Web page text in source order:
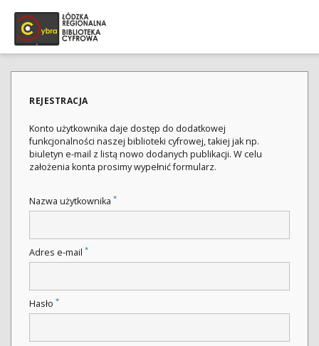
REJESTRACJA
Konto użytkownika daje dostęp do dodatkowej
funkcjonalności naszej biblioteki cyfrowej, takiej jak np.
biuletyn e-mail z listą nowo dodanych publikacji. W celu
założenia konta prosimy wypełnić formularz.
Nazwa użytkownika *
Adres e-mail *
Hasło *